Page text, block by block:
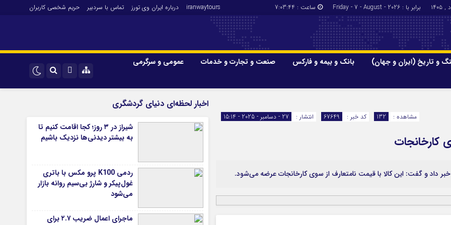
برابر با : Friday - 7 - August - 2026 ساعت : 7:03:45
iranwaytours درباره ایران وی تورز تماس با سردبیر حریم شخصی کاربران
و تاریخ (ایران و جهان) بانک و بیمه و فارکس صنعت و تجارت و خدمات
عمومی و سرگرمی
اینستاگرام
گزارش‌های خبری میراث فرهنگی
بانک و بیمه و فارکس
ارزدیجیتال
صنعت و تجارت و خدمات
اقتصاد گردشگری
خودرو
انتشار :
27 - دسامبر - 2025 - 15:14 کد خبر : 67649 مشاهده : 132
کارخانجات
خبر داد و گفت: این کالا با قیمت نامتعارف از سوی کارخانجات عرضه می‌شود.
اخبار لحظه‌ای دنیای گردشگری
شیراز در ۳ روز؛ کجا اقامت کنیم تا
به بیشتر دیدنی‌ها نزدیک باشیم
ردمی K100 پرو مکس با باتری
غول‌پیکر و شارژ بی‌سیم روانه بازار
می‌شود
ماجرای اعمال ضریب ۲.۷ برای